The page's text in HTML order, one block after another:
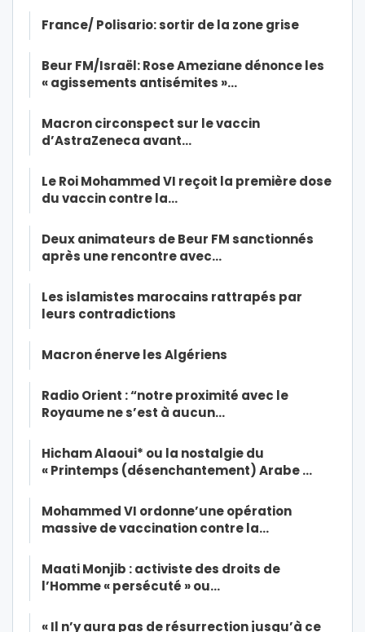
France/ Polisario: sortir de la zone grise
Beur FM/Israël: Rose Ameziane dénonce les
« agissements antisémites »…
Macron circonspect sur le vaccin
d’AstraZeneca avant…
Le Roi Mohammed VI reçoit la première dose
du vaccin contre la…
Deux animateurs de Beur FM sanctionnés
après une rencontre avec…
Les islamistes marocains rattrapés par
leurs contradictions
Macron énerve les Algériens
Radio Orient : “notre proximité avec le
Royaume ne s’est à aucun…
Hicham Alaoui* ou la nostalgie du
« Printemps (désenchantement) Arabe …
Mohammed VI ordonne’une opération
massive de vaccination contre la…
Maati Monjib : activiste des droits de
l’Homme « persécuté » ou…
« Il n’y aura pas de résurrection jusqu’à ce